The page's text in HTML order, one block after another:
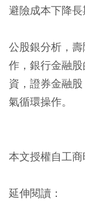
避險成本下降長
公股銀分析，
作，銀行金融
資，證券金融
氣循環操作。
本文授權自工商
延伸閱讀：